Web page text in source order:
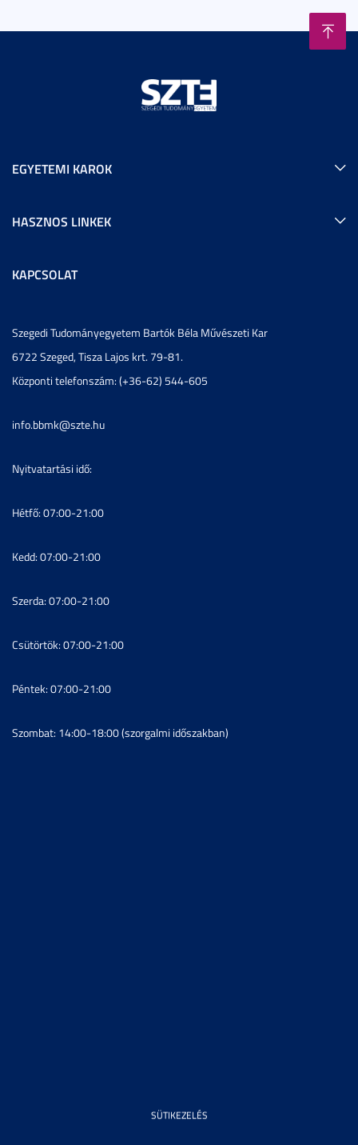
EGYETEMI KAROK
HASZNOS LINKEK
KAPCSOLAT
Szegedi Tudományegyetem Bartók Béla Művészeti Kar
6722 Szeged, Tisza Lajos krt. 79-81.
Központi telefonszám: (+36-62) 544-605
info.bbmk@szte.hu
Nyitvatartási idő:
Hétfő: 07:00-21:00
Kedd: 07:00-21:00
Szerda: 07:00-21:00
Csütörtök: 07:00-21:00
Péntek: 07:00-21:00
Szombat: 14:00-18:00 (szorgalmi időszakban)
SÜTIKEZELÉS